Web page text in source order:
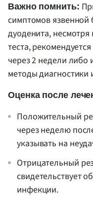
Важно помнить:
симптомов язвенной
дуоденита, несмотря
теста,
через 2 недели либо
методы
Оценка после
Положительный
через неделю
указывать на
Отрицательный
свидетельствует
инфекции.